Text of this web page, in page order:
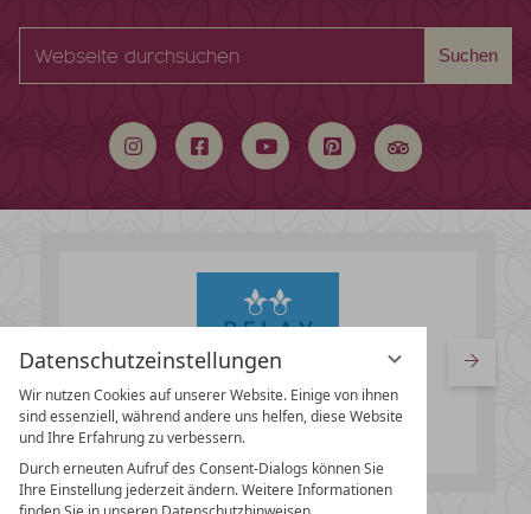
Datenschutzeinstellungen
Wir nutzen Cookies auf unserer Website. Einige von ihnen
sind essenziell, während andere uns helfen, diese Website
und Ihre Erfahrung zu verbessern.
Durch erneuten Aufruf des Consent-Dialogs können Sie
Ihre Einstellung jederzeit ändern. Weitere Informationen
durchsuchen
Suchen